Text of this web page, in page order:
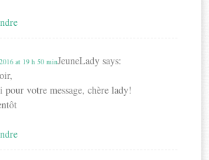
JeuneLady says:
at 19 h 50 min
pour votre message, chère lady!